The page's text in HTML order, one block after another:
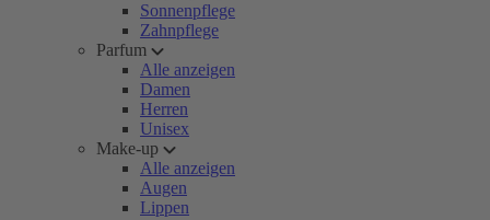
Sonnenpflege
Zahnpflege
Parfum
Alle anzeigen
Damen
Herren
Unisex
Make-up
Alle anzeigen
Augen
Lippen